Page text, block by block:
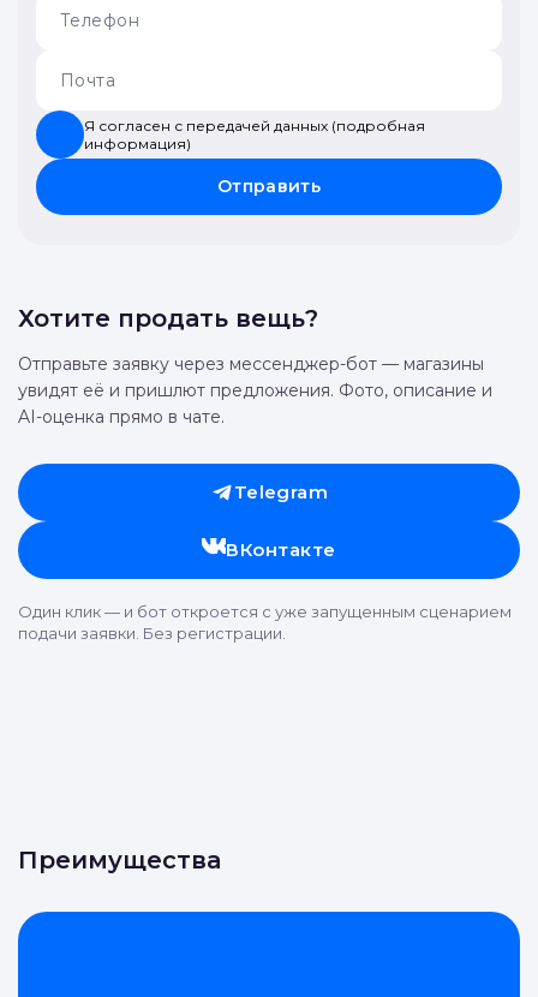
Я согласен с передачей данных (подробная
информация)
Отправить
Хотите продать вещь?
Отправьте заявку через мессенджер-бот — магазины
увидят её и пришлют предложения. Фото, описание и
AI-оценка прямо в чате.
Telegram
ВКонтакте
Один клик — и бот откроется с уже запущенным сценарием
подачи заявки. Без регистрации.
Преимущества